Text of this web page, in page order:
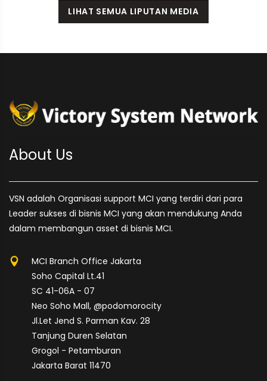
LIHAT SEMUA LIPUTAN MEDIA
About Us
VSN adalah Organisasi support MCI yang terdiri dari para
Leader sukses di bisnis MCI yang akan mendukung Anda
dalam membangun asset di bisnis MCI.
MCI Branch Office Jakarta
Soho Capital Lt.41
SC 41-06A - 07
Neo Soho Mall, @podomorocity
Jl.Let Jend S. Parman Kav. 28
Tanjung Duren Selatan
Grogol - Petamburan
Jakarta Barat 11470